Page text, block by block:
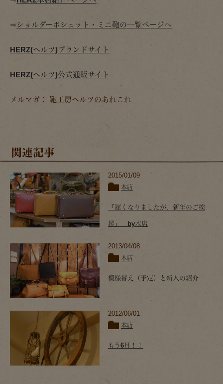
⇒ショルダーポシェット・ミニ鞄の一覧ページへ
HERZ(ヘルツ)ブランドサイト
HERZ(ヘルツ)公式通販サイト
メルマガ： 鞄工房ヘルツのあれこれ
関連記事
2015/01/09
本店
『遅くなりましたが、新年のご挨
拶』 by本店
2013/04/08
本店
模様替え（予定）と新人の紹介
2012/06/01
本店
もう6月！！